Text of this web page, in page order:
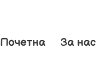
Почетна За нас